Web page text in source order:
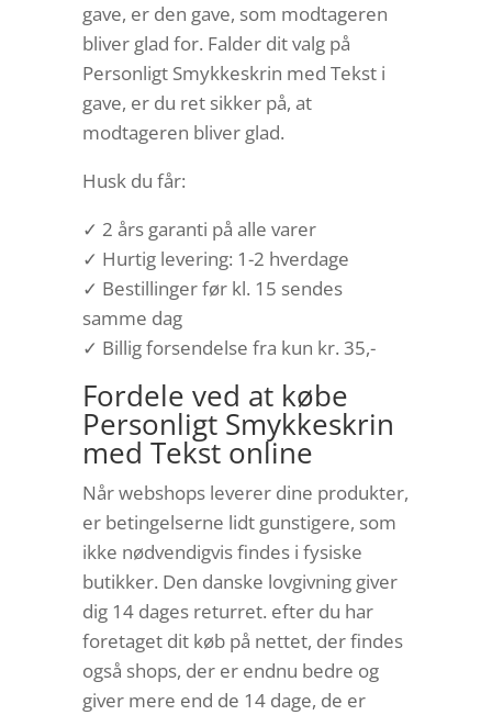
gave, er den gave, som modtageren
bliver glad for. Falder dit valg på
Personligt Smykkeskrin med Tekst i
gave, er du ret sikker på, at
modtageren bliver glad.
Husk du får:
✓ 2 års garanti på alle varer
✓ Hurtig levering: 1-2 hverdage
✓ Bestillinger før kl. 15 sendes
samme dag
✓ Billig forsendelse fra kun kr. 35,-
Fordele ved at købe
Personligt Smykkeskrin
med Tekst online
Når webshops leverer dine produkter,
er betingelserne lidt gunstigere, som
ikke nødvendigvis findes i fysiske
butikker. Den danske lovgivning giver
dig 14 dages returret. efter du har
foretaget dit køb på nettet, der findes
også shops, der er endnu bedre og
giver mere end de 14 dage, de er